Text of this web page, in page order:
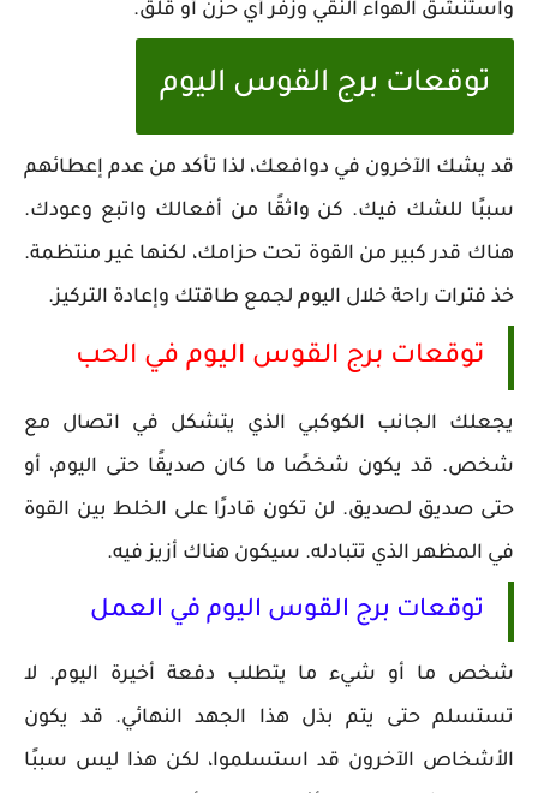
واستنشق الهواء النقي وزفر أي حزن أو قلق.
توقعات برج القوس اليوم
قد يشك الآخرون في دوافعك، لذا تأكد من عدم إعطائهم
سببًا للشك فيك. كن واثقًا من أفعالك واتبع وعودك.
هناك قدر كبير من القوة تحت حزامك، لكنها غير منتظمة.
خذ فترات راحة خلال اليوم لجمع طاقتك وإعادة التركيز.
توقعات برج القوس اليوم في الحب
يجعلك الجانب الكوكبي الذي يتشكل في اتصال مع
شخص. قد يكون شخصًا ما كان صديقًا حتى اليوم، أو
حتى صديق لصديق. لن تكون قادرًا على الخلط بين القوة
في المظهر الذي تتبادله. سيكون هناك أزيز فيه.
توقعات برج القوس اليوم في العمل
شخص ما أو شيء ما يتطلب دفعة أخيرة اليوم. لا
تستسلم حتى يتم بذل هذا الجهد النهائي. قد يكون
الأشخاص الآخرون قد استسلموا، لكن هذا ليس سببًا